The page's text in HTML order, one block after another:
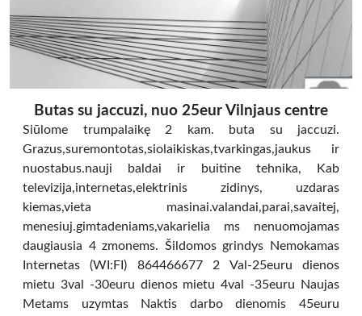
Butas su jaccuzi, nuo 25eur Vilnjaus centre
Siūlome trumpalaikę 2 kam. buta su jaccuzi.
Grazus,suremontotas,siolaikiskas,tvarkingas,jaukus ir
nuostabus.nauji baldai ir buitine tehnika, Kab
televizija,internetas,elektrinis zidinys, uzdaras
kiemas,vieta masinai.valandai,parai,savaitej,
menesiuj.gimtadeniams,vakarielia ms nenuomojamas
daugiausia 4 zmonems. Šildomos grindys Nemokamas
Internetas (WI:FI) 864466677 2 Val-25euru dienos
mietu 3val -30euru dienos mietu 4val -35euru Naujas
Metams uzymtas Naktis darbo dienomis 45euru